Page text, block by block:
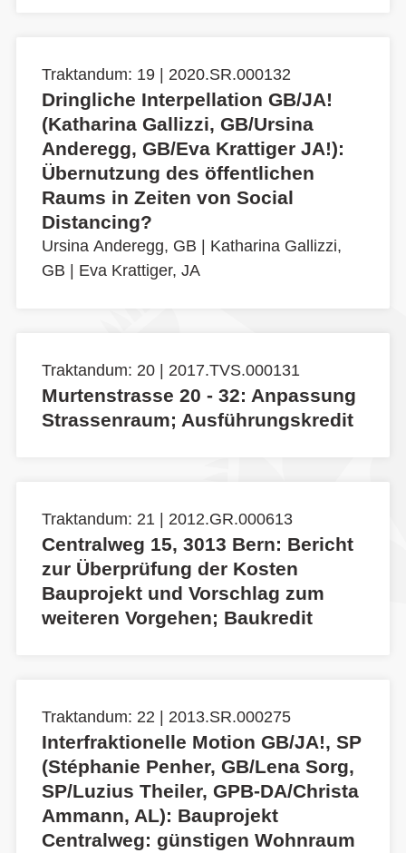
Traktandum: 19 | 2020.SR.000132
Dringliche Interpellation GB/JA!
(Katharina Gallizzi, GB/Ursina
Anderegg, GB/Eva Krattiger JA!):
Übernutzung des öffentlichen
Raums in Zeiten von Social
Distancing?
Ursina Anderegg, GB
Katharina Gallizzi,
GB
Eva Krattiger, JA
Traktandum: 20 | 2017.TVS.000131
Murtenstrasse 20 - 32: Anpassung
Strassenraum; Ausführungskredit
Traktandum: 21 | 2012.GR.000613
Centralweg 15, 3013 Bern: Bericht
zur Überprüfung der Kosten
Bauprojekt und Vorschlag zum
weiteren Vorgehen; Baukredit
Traktandum: 22 | 2013.SR.000275
Interfraktionelle Motion GB/JA!, SP
(Stéphanie Penher, GB/Lena Sorg,
SP/Luzius Theiler, GPB-DA/Christa
Ammann, AL): Bauprojekt
Centralweg: günstigen Wohnraum